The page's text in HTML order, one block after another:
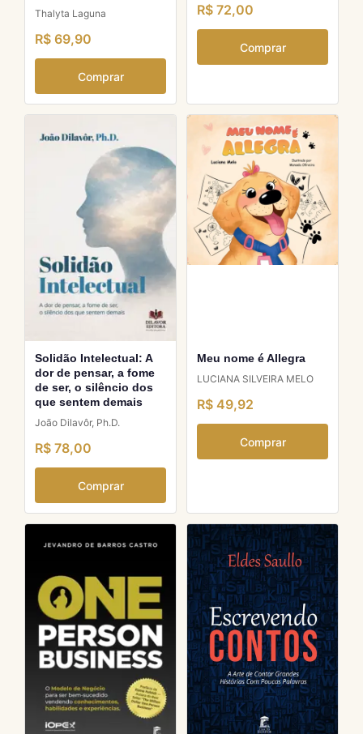
Thalyta Laguna
R$ 69,90
Comprar
R$ 72,00
Comprar
Solidão Intelectual: A
dor de pensar, a fome
de ser, o silêncio dos
que sentem demais
João Dilavôr, Ph.D.
R$ 78,00
Comprar
Meu nome é Allegra
LUCIANA SILVEIRA MELO
R$ 49,92
Comprar